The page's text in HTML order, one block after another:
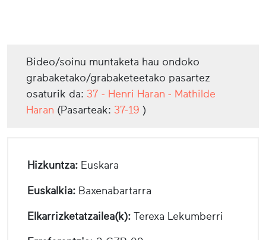
Bideo/soinu muntaketa hau ondoko
grabaketako/grabaketeetako pasartez
osaturik da: 37 - Henri Haran - Mathilde
Haran (Pasarteak: 37-19 )
Hizkuntza: Euskara
Euskalkia: Baxenabartarra
Elkarrizketatzailea(k): Terexa Lekumberri